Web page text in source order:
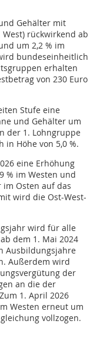
Gehälter mit
rückwirkend ab
um 2,2 % im
bundeseinheitlich
erhalten
von 230 Euro
Stufe eine
und Gehälter um
der 1. Lohngruppe
Höhe von 5,0 %.
eine Erhöhung
% im Westen und
Osten auf das
wird die Ost-West-
wird für alle
dem 1. Mai 2024
Ausbildungsjahre
Außerdem wird
der
an die der
1. April 2026
Westen erneut um
vollzogen.